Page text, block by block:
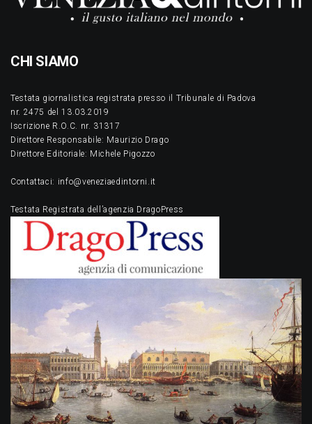
CHI SIAMO
Testata giornalistica registrata presso il Tribunale di Padova
nr. 2475 del 13.03.2019
Iscrizione R.O.C. nr. 31317
Direttore Responsabile: Maurizio Drago
Direttore Editoriale: Michele Pigozzo
Contattaci: info@veneziaedintorni.it
Testata Registrata dell’agenzia DragoPress